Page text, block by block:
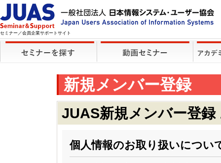
セミナー／会員企業サポートサイト
新規メンバー登録
JUAS新規メンバー登
個人情報のお取り扱いについ